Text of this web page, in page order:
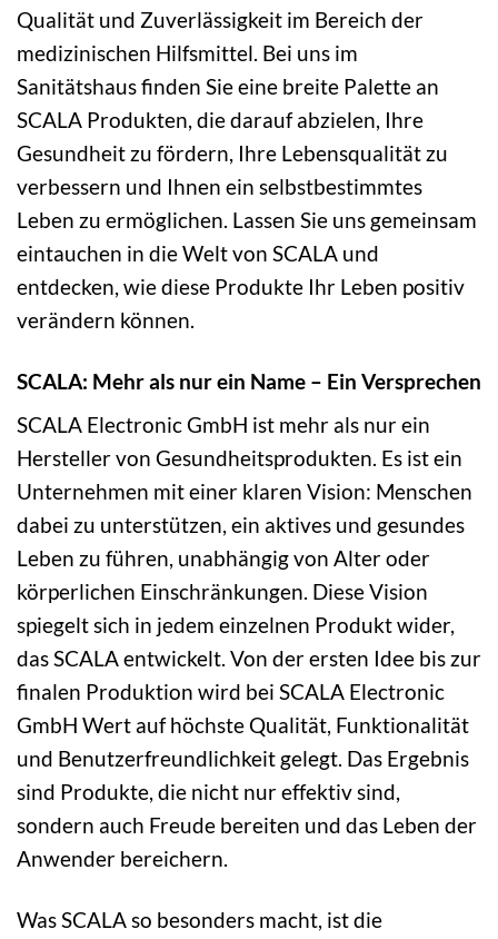
Qualität und Zuverlässigkeit im Bereich der
medizinischen Hilfsmittel. Bei uns im
Sanitätshaus finden Sie eine breite Palette an
SCALA Produkten, die darauf abzielen, Ihre
Gesundheit zu fördern, Ihre Lebensqualität zu
verbessern und Ihnen ein selbstbestimmtes
Leben zu ermöglichen. Lassen Sie uns gemeinsam
eintauchen in die Welt von SCALA und
entdecken, wie diese Produkte Ihr Leben positiv
verändern können.
SCALA: Mehr als nur ein Name – Ein Versprechen
SCALA Electronic GmbH ist mehr als nur ein
Hersteller von Gesundheitsprodukten. Es ist ein
Unternehmen mit einer klaren Vision: Menschen
dabei zu unterstützen, ein aktives und gesundes
Leben zu führen, unabhängig von Alter oder
körperlichen Einschränkungen. Diese Vision
spiegelt sich in jedem einzelnen Produkt wider,
das SCALA entwickelt. Von der ersten Idee bis zur
finalen Produktion wird bei SCALA Electronic
GmbH Wert auf höchste Qualität, Funktionalität
und Benutzerfreundlichkeit gelegt. Das Ergebnis
sind Produkte, die nicht nur effektiv sind,
sondern auch Freude bereiten und das Leben der
Anwender bereichern.
Was SCALA so besonders macht, ist die